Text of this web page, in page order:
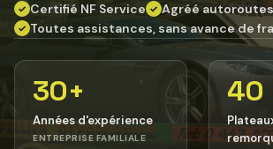
✓ Certifié NF Service ✓ Agréé
✓ Toutes assistances, sans avance de
30+
Années d'expérience
ENTREPRISE FAMILIALE
40